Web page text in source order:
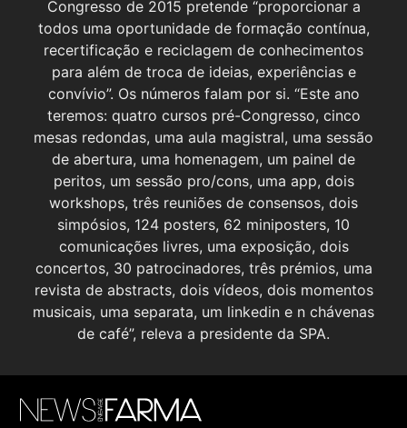
Congresso de 2015 pretende “proporcionar a
todos uma oportunidade de formação contínua,
recertificação e reciclagem de conhecimentos
para além de troca de ideias, experiências e
convívio”. Os números falam por si. “Este ano
teremos: quatro cursos pré-Congresso, cinco
mesas redondas, uma aula magistral, uma sessão
de abertura, uma homenagem, um painel de
peritos, um sessão pro/cons, uma app, dois
workshops, três reuniões de consensos, dois
simpósios, 124 posters, 62 miniposters, 10
comunicações livres, uma exposição, dois
concertos, 30 patrocinadores, três prémios, uma
revista de abstracts, dois vídeos, dois momentos
musicais, uma separata, um linkedin e n chávenas
de café”, releva a presidente da SPA.